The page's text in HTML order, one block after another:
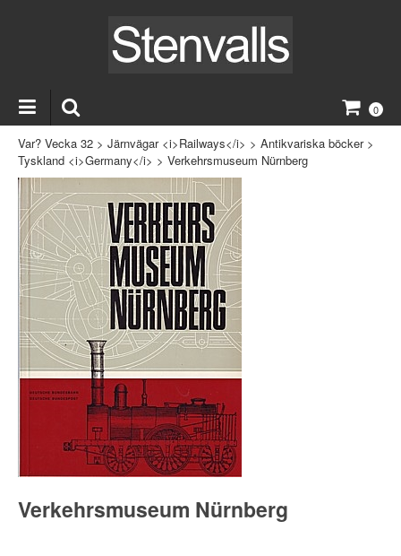
0
Var? Vecka 32 > Järnvägar <i>Railways</i> > Antikvariska böcker>
Tyskland <i>Germany</i> > Verkehrsmuseum Nürnberg
Verkehrsmuseum Nürnberg